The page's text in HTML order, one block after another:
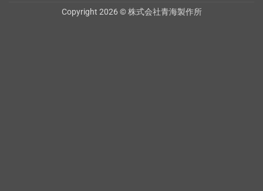
Copyright 2026 © 株式会社青海製作所